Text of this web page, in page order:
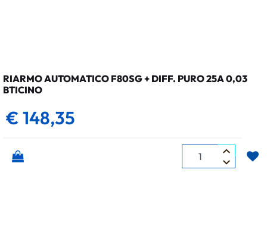
RIARMO AUTOMATICO F80SG + DIFF. PURO 25A 0,03
BTICINO
€ 148,35
Quantità